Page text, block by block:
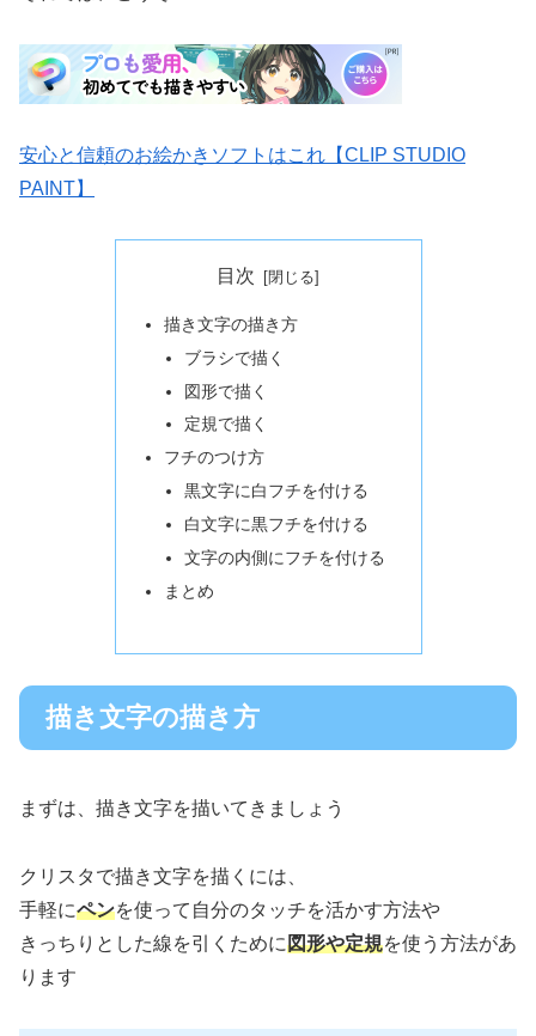
安心と信頼のお絵かきソフトはこれ【CLIP STUDIO
PAINT】
目次
描き文字の描き方
ブラシで描く
図形で描く
定規で描く
フチのつけ方
黒文字に白フチを付ける
白文字に黒フチを付ける
文字の内側にフチを付ける
まとめ
描き文字の描き方
まずは、描き文字を描いてきましょう
クリスタで描き文字を描くには、
手軽にペンを使って自分のタッチを活かす方法や
きっちりとした線を引くために図形や定規を使う方法があ
ります